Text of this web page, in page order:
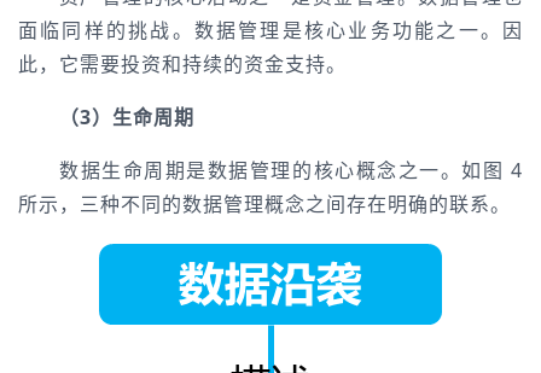
面临同样的挑战。数据管理是核心业务功能之一。因
此，它需要投资和持续的资金支持。
（3）生命周期
数据生命周期是数据管理的核心概念之一。如图 4
所示，三种不同的数据管理概念之间存在明确的联系。